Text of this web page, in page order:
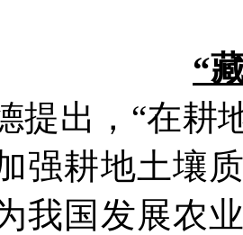
“
出，“在耕地
强耕地土壤
我国发展农